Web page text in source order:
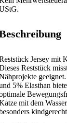
Jersey mit
Reststück
5% Elasthan
mit dem